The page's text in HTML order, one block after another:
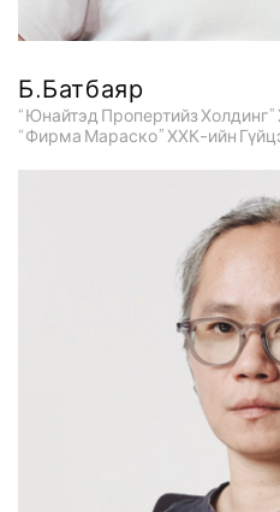
Б.Батбаяр
“Юнайтэд Пропертийз Холдинг”
“Фирма Мараско” ХХК-ийн